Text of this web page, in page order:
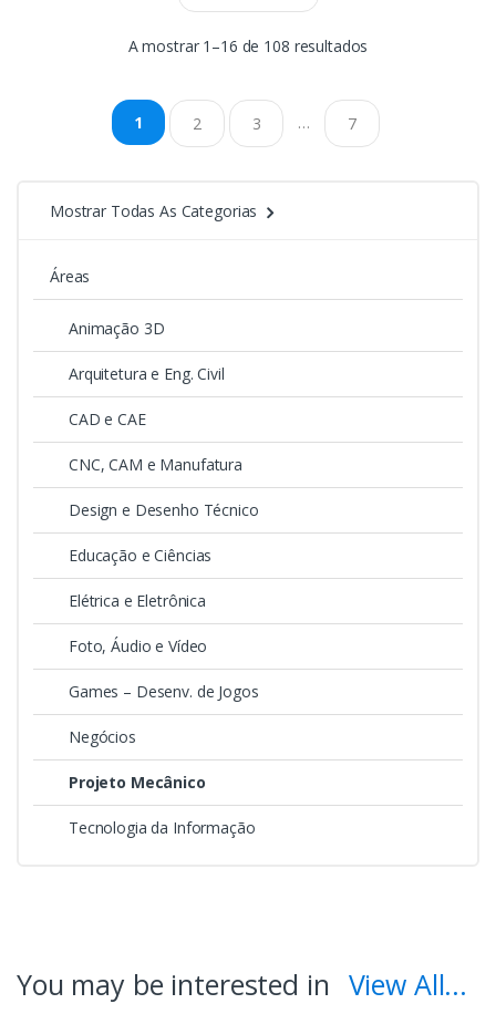
A mostrar 1–16 de 108 resultados
1 2 3 … 7
Mostrar Todas As Categorias
Áreas
Animação 3D
Arquitetura e Eng. Civil
CAD e CAE
CNC, CAM e Manufatura
Design e Desenho Técnico
Educação e Ciências
Elétrica e Eletrônica
Foto, Áudio e Vídeo
Games – Desenv. de Jogos
Negócios
Projeto Mecânico
Tecnologia da Informação
You may be interested in View All...